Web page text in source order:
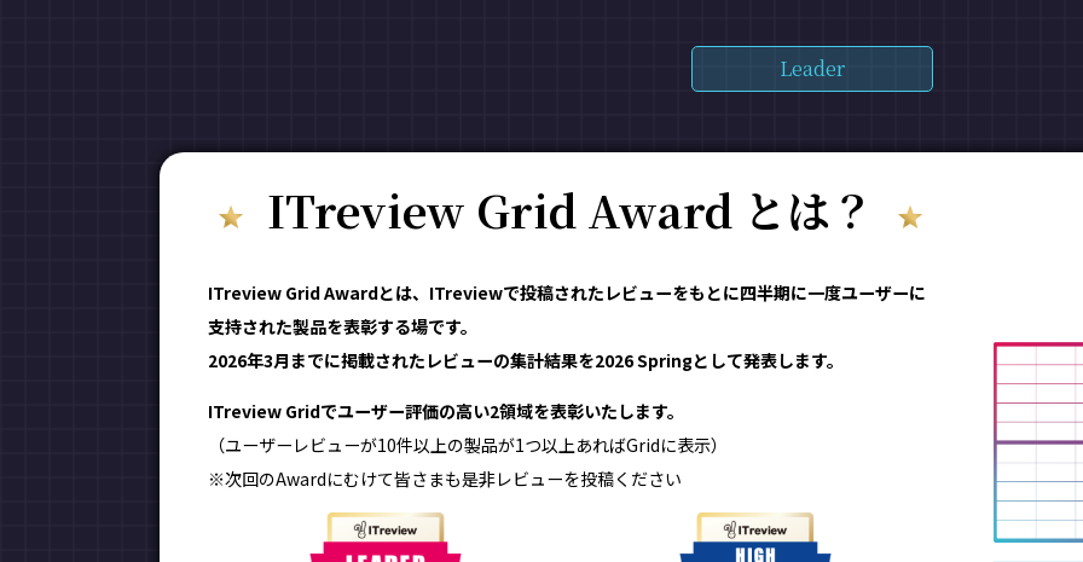
Leader
ITreview Grid Award とは？
ITreview Grid Awardとは、ITreviewで投稿されたレビューをもとに四半期に一度ユーザーに
支持された製品を表彰する場です。
2026年3月までに掲載されたレビューの集計結果を2026 Springとして発表します。
ITreview Gridでユーザー評価の高い2領域を表彰いたします。
（ユーザーレビューが10件以上の製品が1つ以上あればGridに表示）
※次回のAwardにむけて皆さまも是非レビューを投稿ください